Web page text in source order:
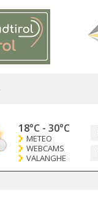
18°C - 30°C
METEO
WEBCAMS
VALANGHE